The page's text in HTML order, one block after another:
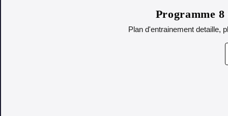
Programme
Plan d'entrainement detaille,